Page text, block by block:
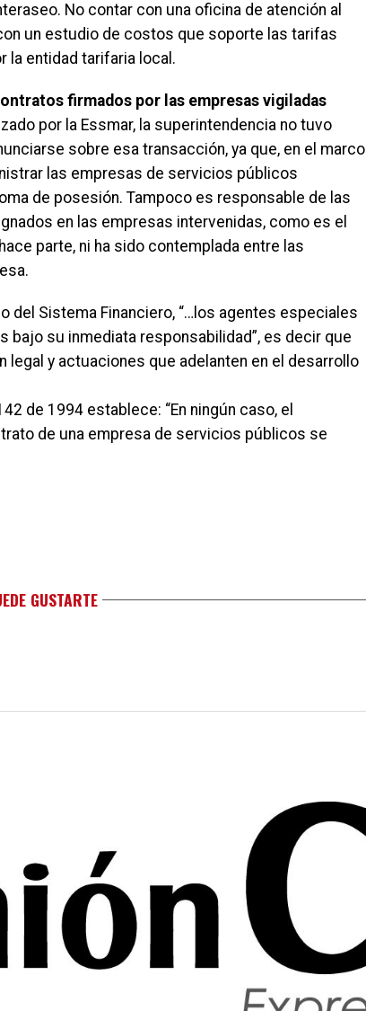
No contar con una oficina de atención al
un estudio de costos que soporte las tarifas
la entidad tarifaria local.
firmados por las empresas vigiladas
por la Essmar, la superintendencia no tuvo
sobre esa transacción, ya que, en el marco
las empresas de servicios públicos
de posesión. Tampoco es responsable de las
en las empresas intervenidas, como es el
parte, ni ha sido contemplada entre las
del Sistema Financiero, “…los agentes especiales
su inmediata responsabilidad”, es decir que
y actuaciones que adelanten en el desarrollo
de 1994 establece: “En ningún caso, el
de una empresa de servicios públicos se
GUSTARTE